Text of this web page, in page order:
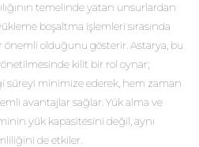
temelinde yatan unsurlardan
boşaltma işlemleri sırasında
önemli olduğunu gösterir. Astarya, bu
kilit bir rol oynar;
süreyi minimize ederek, hem zaman
avantajlar sağlar. Yük alma ve
yük kapasitesini değil, aynı
de etkiler.